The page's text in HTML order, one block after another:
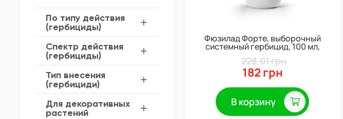
По типу действия
(гербициды)
Спектр действия
(гербициды)
Тип внесения
(гербициди)
Для декоративных
растений
Фюзилад Форте, выборочный
системный гербицид, 100 мл,
Syngenta
182 грн
228,01 грн
В корзину